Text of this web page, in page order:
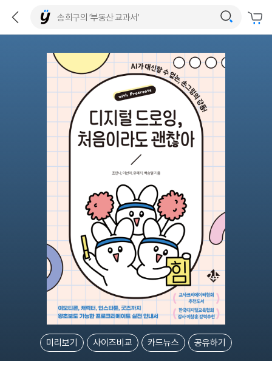
미리보기 사이즈비교 카드뉴스 공유하기